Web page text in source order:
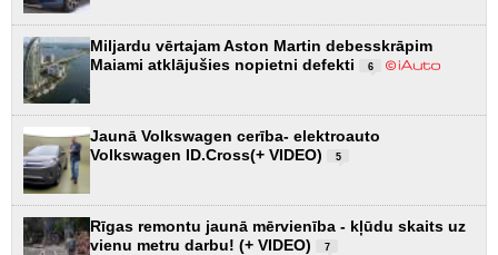
Miljardu vērtajam Aston Martin debesskrāpim
Maiami atklājušies nopietni defekti
6
Jaunā Volkswagen cerība- elektroauto
Volkswagen ID.Cross(+ VIDEO)
5
Rīgas remontu jaunā mērvienība - kļūdu skaits uz
vienu metru darbu! (+ VIDEO)
7